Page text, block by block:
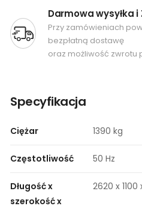
Darmowa wysyłka i
Przy zamówieniach
bezpłatną dostawę
oraz możliwość zwrotu
Specyfikacja
Ciężar 1390 kg
Częstotliwość 50 Hz
Długość x
szerokość x
2620 x